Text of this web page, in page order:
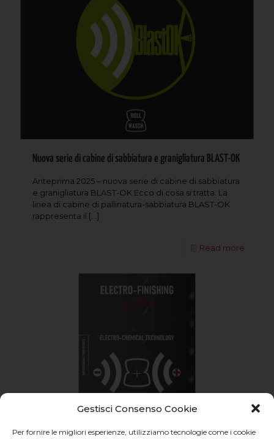
Gestisci Consenso Cookie
Per fornire le migliori esperienze, utilizziamo tecnologie come i cookie
Nuova serie di cabine di sabbiatura e granigliatura BLAST-OK
Anteprima 2025 – nuova serie di cabine di sabbiatura
e granigliatura BLAST-OK Ecco di cosa si tratta: La
linea di cabine di pallinatura-sabbiatura BLAST-OK
rappresenta il […]
Read more